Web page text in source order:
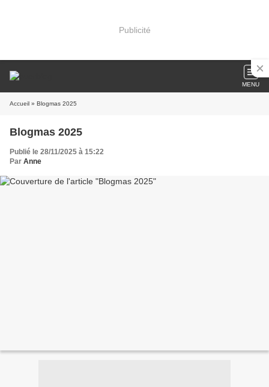
Publicité
MENU
Accueil » Blogmas 2025
Blogmas 2025
Publié le 28/11/2025 à 15:22
Par Anne